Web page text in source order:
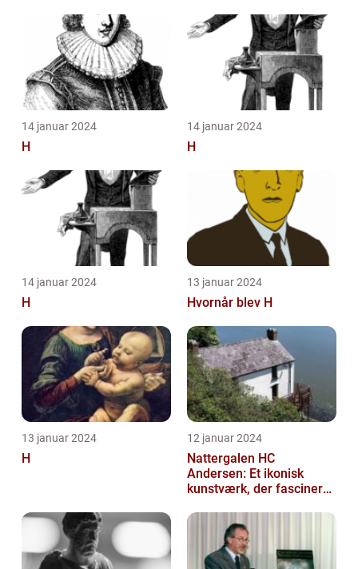
14 januar 2024
H
14 januar 2024
H
14 januar 2024
H
13 januar 2024
Hvornår blev H
13 januar 2024
H
12 januar 2024
Nattergalen HC
Andersen: Et ikonisk
kunstværk, der fascinerer